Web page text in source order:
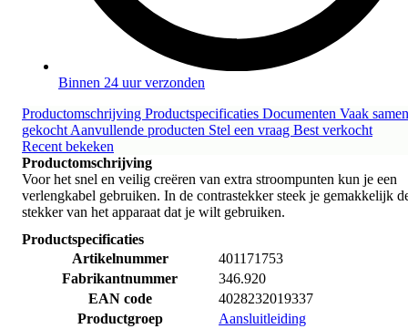
Binnen 24 uur verzonden
Productomschrijving Productspecificaties Documenten Vaak samen
gekocht Aanvullende producten Stel een vraag Best verkocht
Recent bekeken
Productomschrijving
Voor het snel en veilig creëren van extra stroompunten kun je een
verlengkabel gebruiken. In de contrastekker steek je gemakkelijk
stekker van het apparaat dat je wilt gebruiken.
Productspecificaties
Artikelnummer
401171753
Fabrikantnummer
346.920
EAN code
4028232019337
Productgroep
Aansluitleiding